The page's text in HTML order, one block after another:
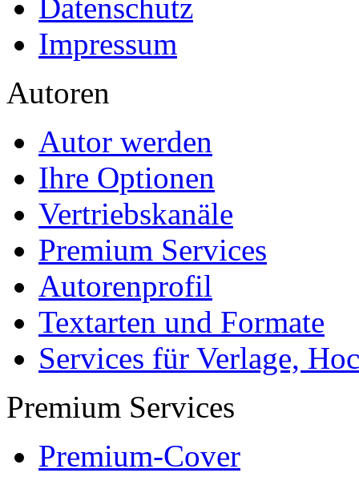
Home
Arbeiten hochladen
Katalog
Tipps und Ratschläge
Die Diplomarbeit
Services & Vorlagen
Über uns
Jobs
Presse
Partner + Projekte
Datenschutz
Impressum